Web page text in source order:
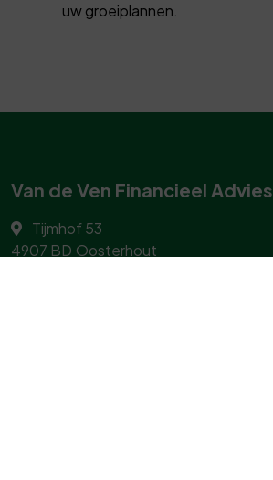
uw groeiplannen.
Van de Ven Financieel Advies
Tijmhof 53
4907 BD Oosterhout